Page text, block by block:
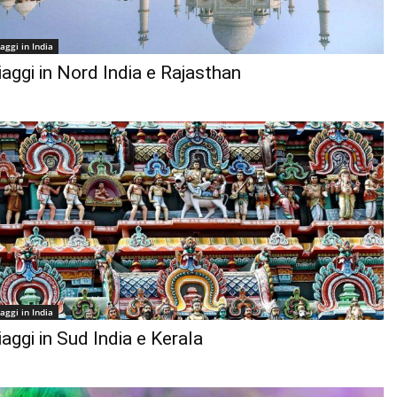
in India
in Nord India e Rajasthan
in India
in Sud India e Kerala